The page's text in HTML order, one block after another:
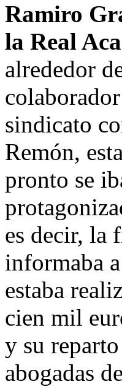
Ramiro
la Real
alrededor
sindicato
Remón,
pronto se
es decir, la
informaba
estaba
cien mil
y su
abogadas